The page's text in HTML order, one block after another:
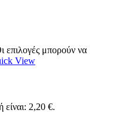
επιλογές μπορούν να
View
είναι: 2,20 €.